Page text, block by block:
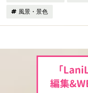
風景・景色